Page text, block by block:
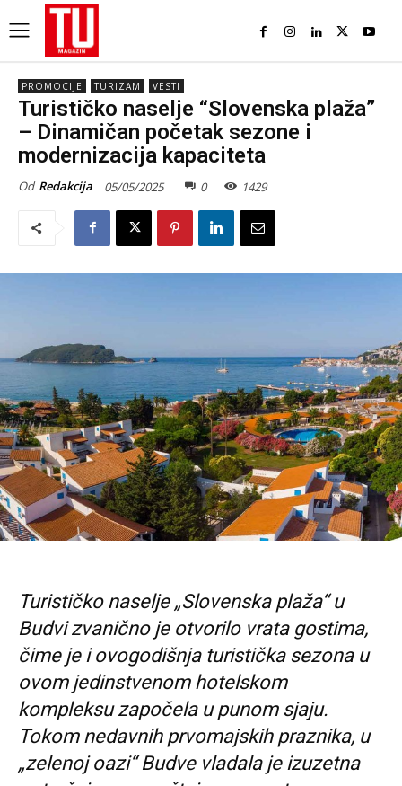
PROMOCIJE TURIZAM VESTI
Turističko naselje “Slovenska plaža”
– Dinamičan početak sezone i
modernizacija kapaciteta
Od Redakcija 05/05/2025 0 1429
Turističko naselje „Slovenska plaža“ u
Budvi zvanično je otvorilo vrata gostima,
čime je i ovogodišnja turistička sezona u
ovom jedinstvenom hotelskom
kompleksu započela u punom sjaju.
Tokom nedavnih prvomajskih praznika, u
„zelenoj oazi“ Budve vladala je izuzetna